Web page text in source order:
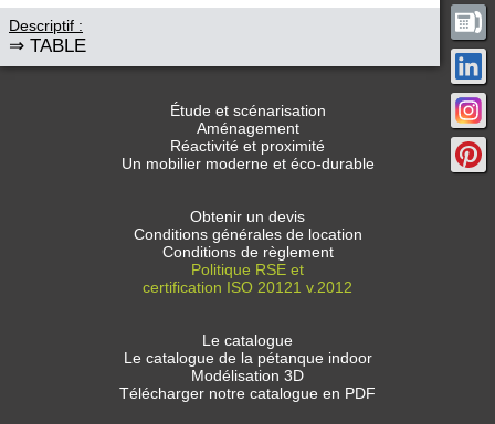
Descriptif :
⇒ TABLE
Étude et scénarisation
Aménagement
Réactivité et proximité
Un mobilier moderne et éco-durable
Obtenir un devis
Conditions générales de location
Conditions de règlement
Politique RSE et
certification ISO 20121 v.2012
Le catalogue
Le catalogue de la pétanque indoor
Modélisation 3D
Télécharger notre catalogue en PDF